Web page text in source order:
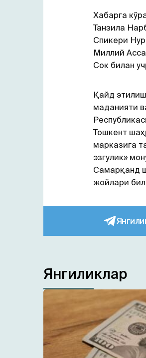
Хабарга
Танзила
Спикери
Миллий
Сок билан
Қайд
маданияти
Тошкент
марказига
эзгулик»
Самарқанд
жойлари
Янгиликлар